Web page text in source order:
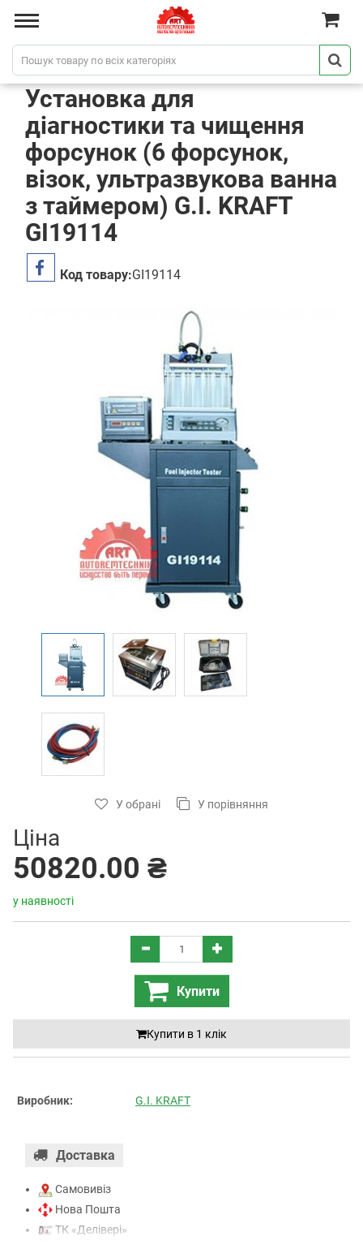
Установка для
діагностики та чищення
форсунок (6 форсунок,
візок, ультразвукова ванна
з таймером) G.I. KRAFT
GI19114
Код товару:GI19114
У обрані У порівняння
Ціна
50820.00 ₴
у наявності
Купити
Купити в 1 клiк
Виробник: G.I. KRAFT
Доставка
Самовивіз
Нова Пошта
ТК «Делівері»